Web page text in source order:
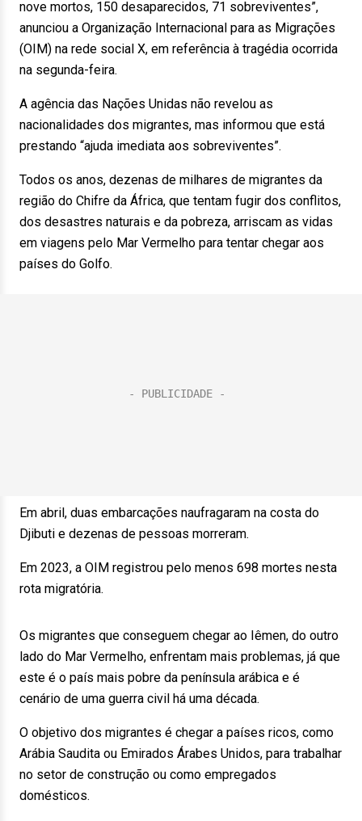
nove mortos, 150 desaparecidos, 71 sobreviventes”,
anunciou a Organização Internacional para as Migrações
(OIM) na rede social X, em referência à tragédia ocorrida
na segunda-feira.
A agência das Nações Unidas não revelou as
nacionalidades dos migrantes, mas informou que está
prestando “ajuda imediata aos sobreviventes”.
Todos os anos, dezenas de milhares de migrantes da
região do Chifre da África, que tentam fugir dos conflitos,
dos desastres naturais e da pobreza, arriscam as vidas
em viagens pelo Mar Vermelho para tentar chegar aos
países do Golfo.
Em abril, duas embarcações naufragaram na costa do
Djibuti e dezenas de pessoas morreram.
Em 2023, a OIM registrou pelo menos 698 mortes nesta
rota migratória.
Os migrantes que conseguem chegar ao Iêmen, do outro
lado do Mar Vermelho, enfrentam mais problemas, já que
este é o país mais pobre da península arábica e é
cenário de uma guerra civil há uma década.
O objetivo dos migrantes é chegar a países ricos, como
Arábia Saudita ou Emirados Árabes Unidos, para trabalhar
no setor de construção ou como empregados
domésticos.